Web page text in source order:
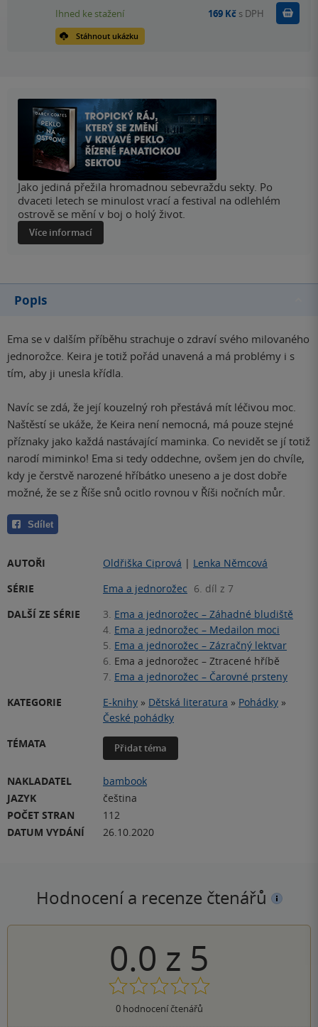
Stáhnout ukázku
Ihned ke stažení 169 Kč s DPH Koupit
Jako jediná přežila hromadnou sebevraždu sekty. Po
dvaceti letech se minulost vrací a festival na odlehlém
ostrově se mění v boj o holý život.
Více informací
Popis
Ema se v dalším příběhu strachuje o zdraví svého milovaného
jednorožce. Keira je totiž pořád unavená a má problémy i s
tím, aby ji unesla křídla.
Navíc se zdá, že její kouzelný roh přestává mít léčivou moc.
Naštěstí se ukáže, že Keira není nemocná, má pouze stejné
příznaky jako každá nastávající maminka. Co nevidět se jí totiž
narodí miminko! Ema si tedy oddechne, ovšem jen do chvíle,
kdy je čerstvě narozené hříbátko uneseno a je dost dobře
možné, že se z Říše snů ocitlo rovnou v Říši nočních můr.
Sdílet
AUTOŘI Oldřiška Ciprová | Lenka Němcová
SÉRIE
Ema a jednorožec 6. díl z 7
DALŠÍ ZE SÉRIE
3. Ema a jednorožec – Záhadné bludiště
4. Ema a jednorožec – Medailon moci
5. Ema a jednorožec – Zázračný lektvar
6. Ema a jednorožec – Ztracené hříbě
7. Ema a jednorožec – Čarovné prsteny
KATEGORIE
E-knihy » Dětská literatura » Pohádky »
České pohádky
TÉMATA
Přidat téma
NAKLADATEL
bambook
JAZYK
čeština
POČET STRAN
112
DATUM VYDÁNÍ
26.10.2020
Hodnocení a recenze čtenářů
0.0 z 5
0hodnocení čtenářů